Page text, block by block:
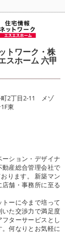
トワーク・株
スホーム 六甲
町2丁目2-11 メゾ
東
ション・デザイナ
産総合管理会社で
ります。 新築マン
舗・事務所に至る
ーに今まで培って
た交渉力で満足度
ターサービスとし
何なりとお気軽に